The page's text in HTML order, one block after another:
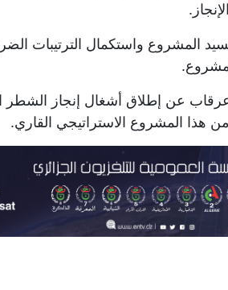
المشروع واستكمال الترتيبات
عرقاب عن إطلاق أشغال إنجاز الشطر
هذا المشروع الاستراتيجي القاري.